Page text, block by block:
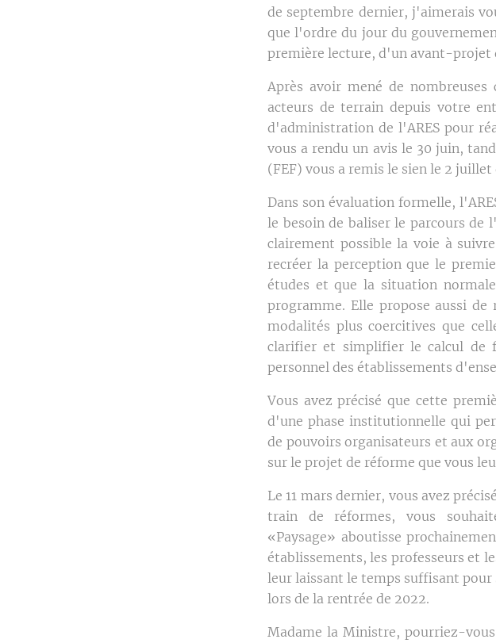
de septembre dernier, j'aimerais
que l'ordre du jour du
première lecture, d'un avant-projet
Après avoir mené de
acteurs de terrain depuis votre
d'administration de l'ARES pour
vous a rendu un avis le 30 juin,
(FEF) vous a remis le sien le 2 juillet
Dans son évaluation formelle,
le besoin de baliser le parcours
clairement possible la voie à
recréer la perception que le
études et que la situation
programme. Elle propose aussi de
modalités plus coercitives que
clarifier et simplifier le calcul de
personnel des établissements
Vous avez précisé que cette
d'une phase institutionnelle qui
de pouvoirs organisateurs et aux
sur le projet de réforme que vous
Le 11 mars dernier, vous avez
train de réformes, vous
«Paysage» aboutisse
établissements, les professeurs et
leur laissant le temps suffisant
lors de la rentrée de 2022.
Madame la Ministre, pourriez-